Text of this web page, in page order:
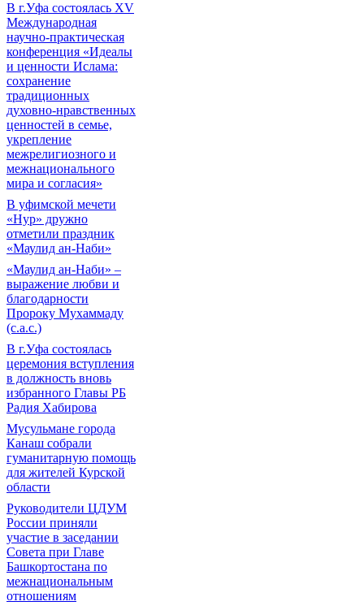
В г.Уфа состоялась XV
Международная
научно-практическая
конференция «Идеалы
и ценности Ислама:
сохранение
традиционных
духовно-нравственных
ценностей в семье,
укрепление
межрелигиозного и
межнационального
мира и согласия»
В уфимской мечети
«Нур» дружно
отметили праздник
«Маулид ан-Наби»
«Маулид ан-Наби» –
выражение любви и
благодарности
Пророку Мухаммаду
(с.а.с.)
В г.Уфа состоялась
церемония вступления
в должность вновь
избранного Главы РБ
Радия Хабирова
Мусульмане города
Канаш собрали
гуманитарную помощь
для жителей Курской
области
Руководители ЦДУМ
России приняли
участие в заседании
Совета при Главе
Башкортостана по
межнациональным
отношениям